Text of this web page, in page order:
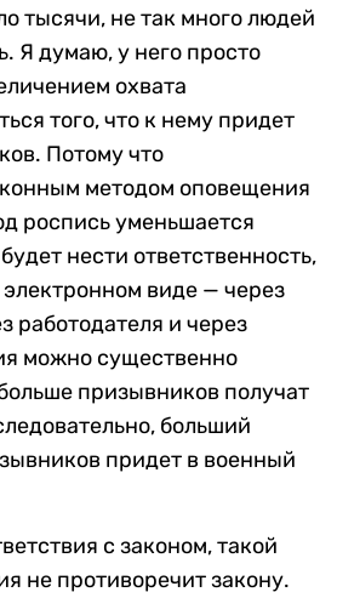
тысячи, не так много людей
Я думаю, у него просто
охвата
того, что к нему придет
Потому что
методом оповещения
роспись уменьшается
нести ответственность,
виде — через
работодателя и через
можно существенно
призывников получат
больший
придет в военный
с законом, такой
не противоречит закону.